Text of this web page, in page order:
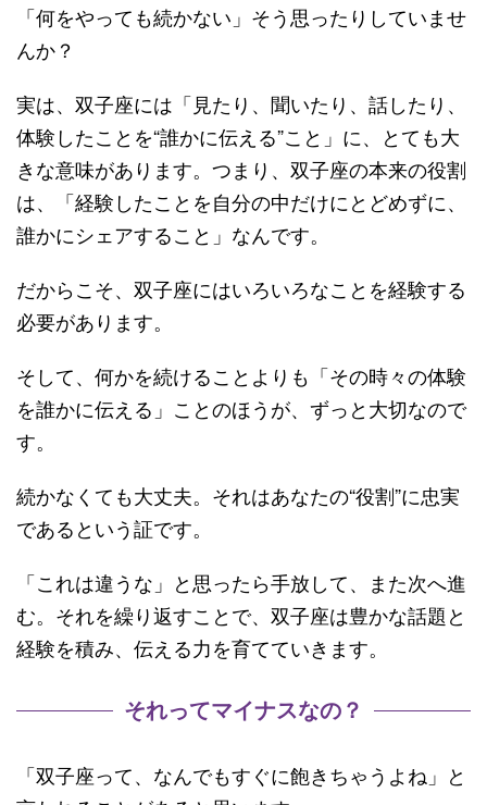
「何をやっても続かない」そう思ったりしていませ
んか？
実は、双子座には「見たり、聞いたり、話したり、
体験したことを“誰かに伝える”こと」に、とても大
きな意味があります。つまり、双子座の本来の役割
は、「経験したことを自分の中だけにとどめずに、
誰かにシェアすること」なんです。
だからこそ、双子座にはいろいろなことを経験する
必要があります。
そして、何かを続けることよりも「その時々の体験
を誰かに伝える」ことのほうが、ずっと大切なので
す。
続かなくても大丈夫。それはあなたの“役割”に忠実
であるという証です。
「これは違うな」と思ったら手放して、また次へ進
む。それを繰り返すことで、双子座は豊かな話題と
経験を積み、伝える力を育てていきます。
それってマイナスなの？
「双子座って、なんでもすぐに飽きちゃうよね」と